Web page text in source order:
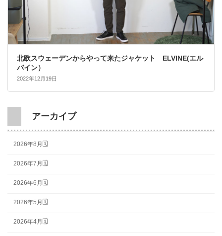
北欧スウェーデンからやって来たジャケット ELVINE(エル
バイン）
2022年12月19日
アーカイブ
2026年8月🗓
2026年7月🗓
2026年6月🗓
2026年5月🗓
2026年4月🗓